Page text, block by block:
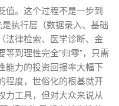
值。这个过程不是一步到
执行层（数据录入、基础
法律检索、医学诊断、金
等到理性完全"归零"，只需
能力的投资回报率大幅下
程度，世俗化的根基就开
力工具，但对大众来说从